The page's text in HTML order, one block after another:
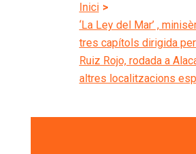
Inici >
‘La Ley del Mar’ ,
tres capítols dirigida
Ruiz Rojo, rodada a
altres localitzacions